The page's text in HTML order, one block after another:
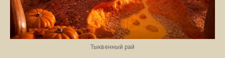
Тыквенный рай